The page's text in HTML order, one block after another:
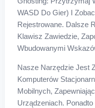
WASD Do Gier) I
Rejestrowane. Dalsze
Klawisz Zawiedzie,
Wbudowanymi
Nasze Narzędzie Jest
Komputerów
Mobilnych,
Urządzeniach.